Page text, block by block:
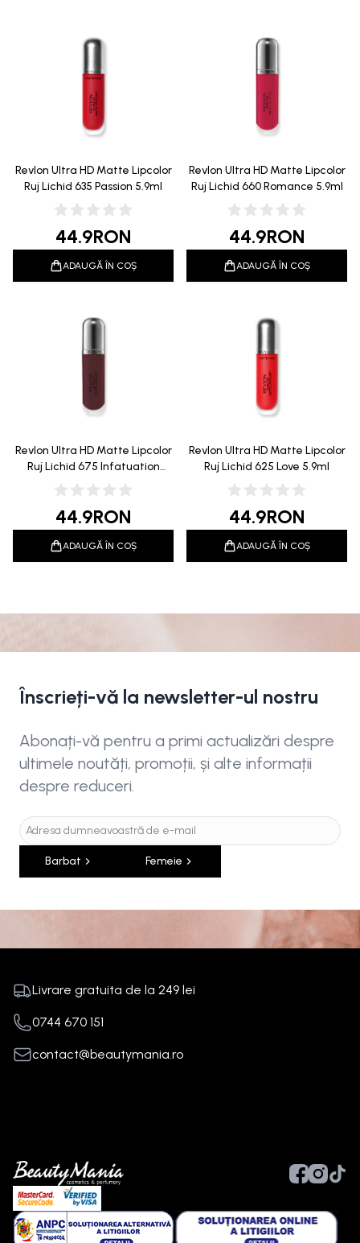
Revlon Ultra HD Matte Lipcolor
Ruj Lichid 635 Passion 5.9ml
44.9RON
ADAUGĂ ÎN COȘ
Revlon Ultra HD Matte Lipcolor
Ruj Lichid 660 Romance 5.9ml
44.9RON
ADAUGĂ ÎN COȘ
Revlon Ultra HD Matte Lipcolor
Ruj Lichid 675 Infatuation
5.9ml
44.9RON
ADAUGĂ ÎN COȘ
Revlon Ultra HD Matte Lipcolor
Ruj Lichid 625 Love 5.9ml
44.9RON
ADAUGĂ ÎN COȘ
Înscrieți-vă la newsletter-ul nostru
Abonați-vă pentru a primi actualizări despre
ultimele noutăți, promoții, și alte informații
despre reduceri.
Barbat Femeie
Livrare gratuita de la 249 lei
0744 670 151
contact@beautymania.ro